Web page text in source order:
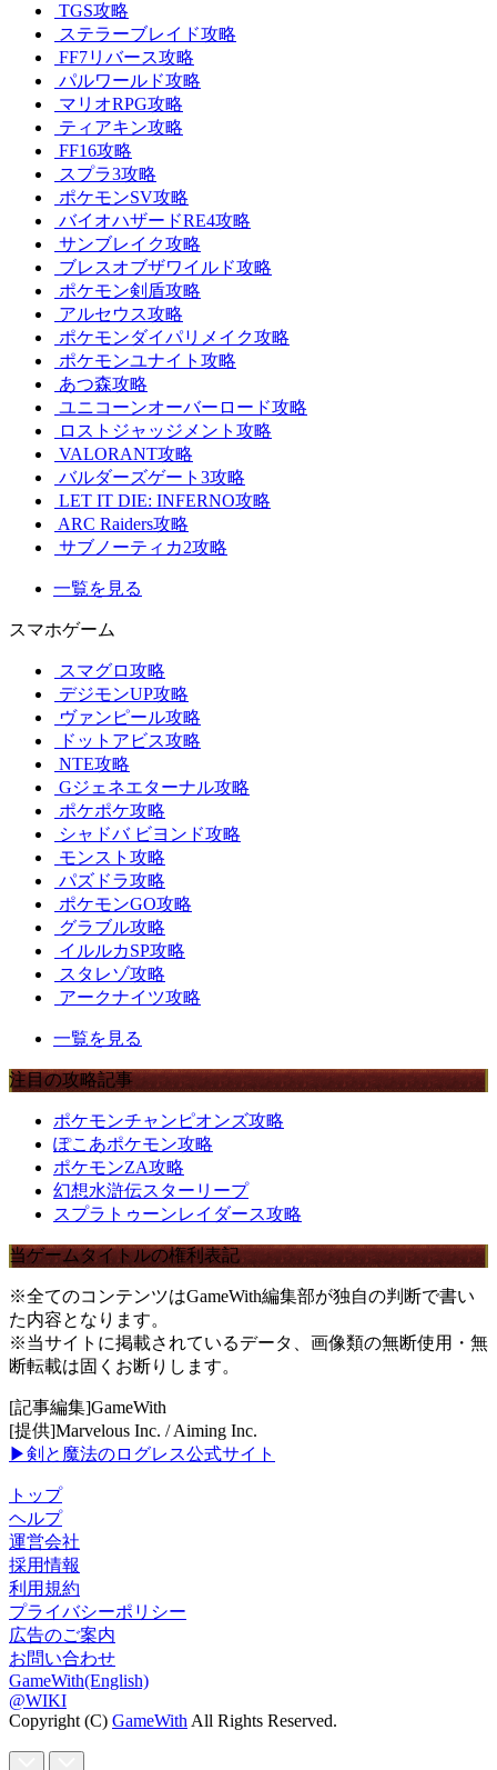
TGS攻略
ステラーブレイド攻略
FF7リバース攻略
パルワールド攻略
マリオRPG攻略
ティアキン攻略
FF16攻略
スプラ3攻略
ポケモンSV攻略
バイオハザードRE4攻略
サンブレイク攻略
ブレスオブザワイルド攻略
ポケモン剣盾攻略
アルセウス攻略
ポケモンダイパリメイク攻略
ポケモンユナイト攻略
あつ森攻略
ユニコーンオーバーロード攻略
ロストジャッジメント攻略
VALORANT攻略
バルダーズゲート3攻略
LET IT DIE: INFERNO攻略
ARC Raiders攻略
サブノーティカ2攻略
一覧を見る
スマホゲーム
スマグロ攻略
デジモンUP攻略
ヴァンピール攻略
ドットアビス攻略
NTE攻略
Gジェネエターナル攻略
ポケポケ攻略
シャドバ ビヨンド攻略
モンスト攻略
パズドラ攻略
ポケモンGO攻略
グラブル攻略
イルルカSP攻略
スタレゾ攻略
アークナイツ攻略
一覧を見る
注目の攻略記事
ポケモンチャンピオンズ攻略
ぽこあポケモン攻略
ポケモンZA攻略
幻想水滸伝スターリープ
スプラトゥーンレイダース攻略
当ゲームタイトルの権利表記
※全てのコンテンツはGameWith編集部が独自の判断で書い
た内容となります。
※当サイトに掲載されているデータ、画像類の無断使用・無
断転載は固くお断りします。
[記事編集]GameWith
[提供]Marvelous Inc. / Aiming Inc.
▶剣と魔法のログレス公式サイト
トップ
ヘルプ
運営会社
採用情報
利用規約
プライバシーポリシー
広告のご案内
お問い合わせ
GameWith(English)
@WIKI
Copyright (C) GameWithAll Rights Reserved.